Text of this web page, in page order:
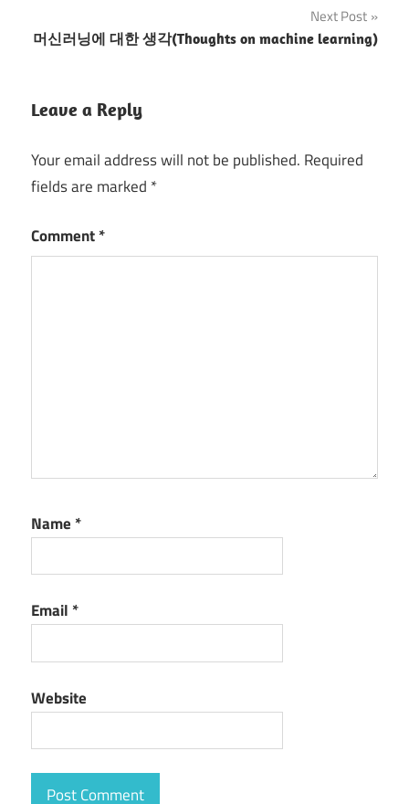
Next Post
머신러닝에 대한 생각(Thoughts on machine learning)
Leave a Reply
Your email address will not be published. Required
fields are marked *
Comment*
Name *
Email *
Website